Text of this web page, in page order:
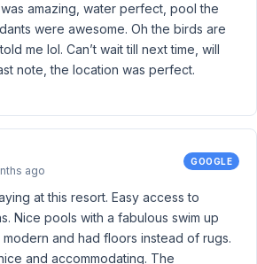
amazing, water perfect, pool the
were awesome. Oh the birds are
me lol. Can’t wait till next time, will
note, the location was perfect.
ago
GOOGLE
at this resort. Easy access to
Nice pools with a fabulous swim up
and had floors instead of rugs.
and accommodating. The